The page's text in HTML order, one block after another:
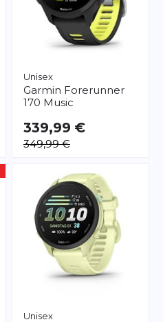
Unisex
Garmin Forerunner
170 Music
339,99 €
349,99 €
Unisex